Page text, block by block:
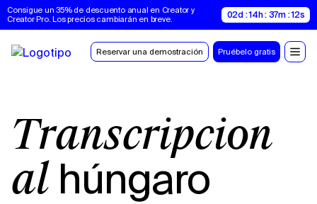
Consigue un 35% de descuento anual en Creator y
Creator Pro. Los precios cambiarán en breve.
02d : 14h : 37m : 12s
Reservar una demostración Pruébelo gratis
Transcripción
al húngaro